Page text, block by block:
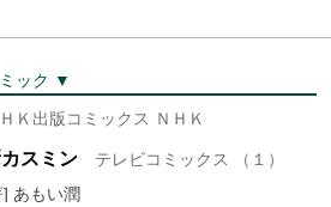
ック ▼
Ｋ出版コミックス ＮＨＫ
スミン
テレビコミックス （１）
] あもい潤